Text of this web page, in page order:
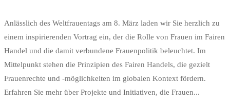
Anlässlich des Weltfrauentags am 8. März laden wir Sie herzlich zu
einem inspirierenden Vortrag ein, der die Rolle von Frauen im Fairen
Handel und die damit verbundene Frauenpolitik beleuchtet. Im
Mittelpunkt stehen die Prinzipien des Fairen Handels, die gezielt
Frauenrechte und -möglichkeiten im globalen Kontext fördern.
Erfahren Sie mehr über Projekte und Initiativen, die Frauen...